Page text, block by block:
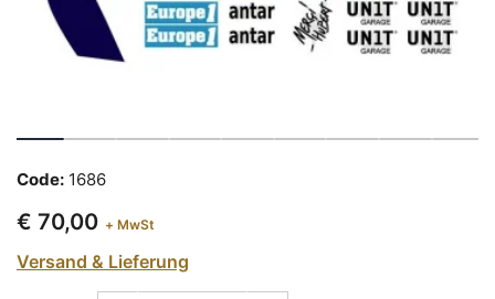
Code: 1686
€ 70,00 + MwSt
Versand & Lieferung